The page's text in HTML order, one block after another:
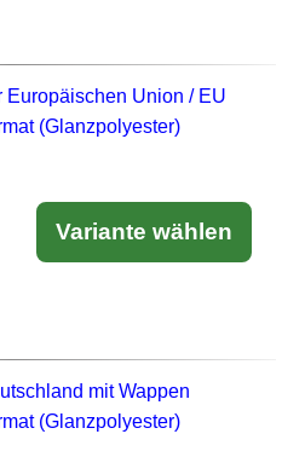
Europäischen Union / EU
(Glanzpolyester)
Variante wählen
mit Wappen
(Glanzpolyester)